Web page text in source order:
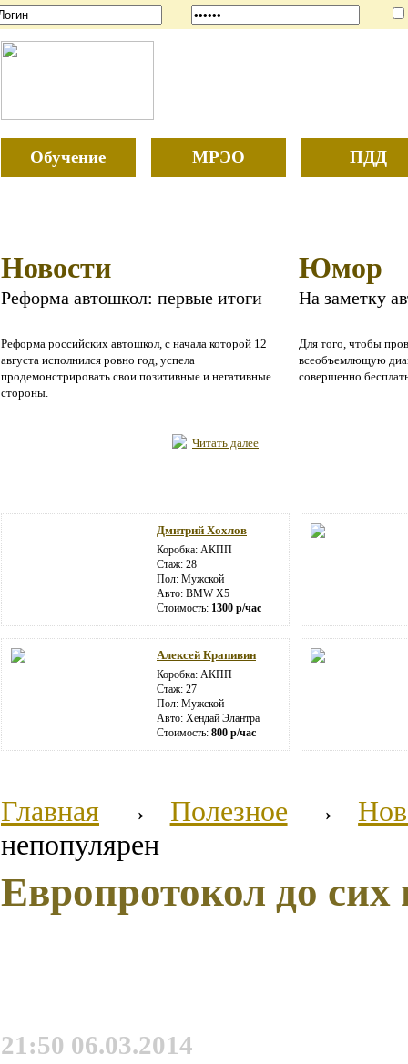
Обучение МРЭО ПДД
Новости
Реформа автошкол: первые итоги
Реформа российских автошкол, с начала которой 12
августа исполнился ровно год, успела
продемонстрировать свои позитивные и негативные
стороны.
Читать далее
Юмор
На заметку
Для того, чтобы
всеобъемлющую
совершенно
Дмитрий Хохлов
Коробка: АКПП
Стаж: 28
Пол: Мужской
Авто: BMW X5
Стоимость: 1300 р/час
Алексей Крапивин
Коробка: АКПП
Стаж: 27
Пол: Мужской
Авто: Хендай Элантра
Стоимость: 800 р/час
Главная → Полезное →
непопулярен
Европротокол до
21:50 06.03.2014